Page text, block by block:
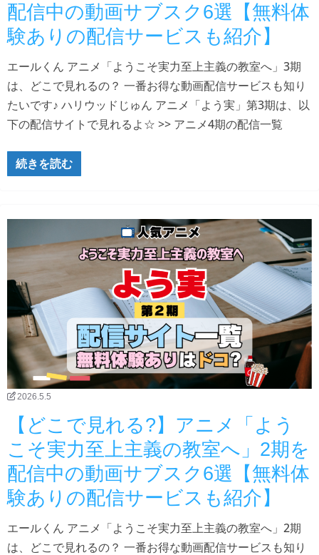
配信中の動画サブスク6選【無料体
験ありの配信サービスも紹介】
エールくん アニメ「ようこそ実力至上主義の教室へ」3期
は、どこで見れるの？ 一番お得な動画配信サービスも知り
たいです♪ ハリウッドじゅん アニメ「よう実」第3期は、以
下の配信サイトで見れるよ☆ >> アニメ4期の配信一覧
続きを読む
2026.5.5
【どこで見れる?】アニメ「よう
こそ実力至上主義の教室へ」2期を
配信中の動画サブスク6選【無料体
験ありの配信サービスも紹介】
エールくん アニメ「ようこそ実力至上主義の教室へ」2期
は、どこで見れるの？ 一番お得な動画配信サービスも知り